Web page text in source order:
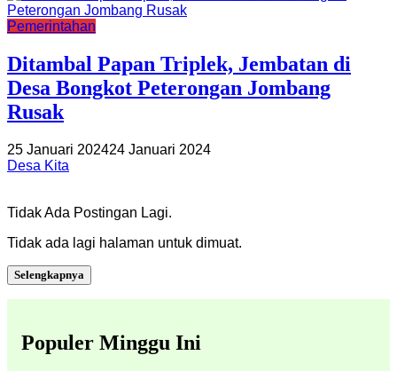
Pemerintahan
Ditambal Papan Triplek, Jembatan di
Desa Bongkot Peterongan Jombang
Rusak
25 Januari 202424 Januari 2024
Desa Kita
Tidak Ada Postingan Lagi.
Tidak ada lagi halaman untuk dimuat.
Selengkapnya
Populer Minggu Ini